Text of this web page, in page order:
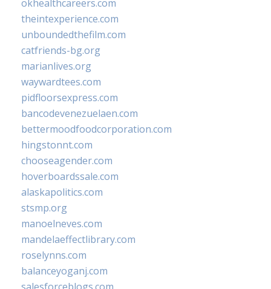
okhealthcareers.com
theintexperience.com
unboundedthefilm.com
catfriends-bg.org
marianlives.org
waywardtees.com
pidfloorsexpress.com
bancodevenezuelaen.com
bettermoodfoodcorporation.com
hingstonnt.com
chooseagender.com
hoverboardssale.com
alaskapolitics.com
stsmp.org
manoelneves.com
mandelaeffectlibrary.com
roselynns.com
balanceyoganj.com